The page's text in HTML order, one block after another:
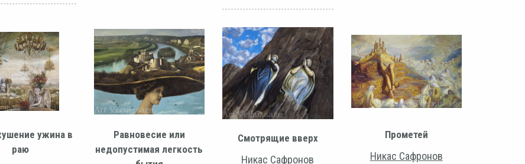
ужина в
раю
Равновесие или
недопустимая легкость
Смотрящие вверх
Никас Сафронов
Прометей
Никас Сафронов